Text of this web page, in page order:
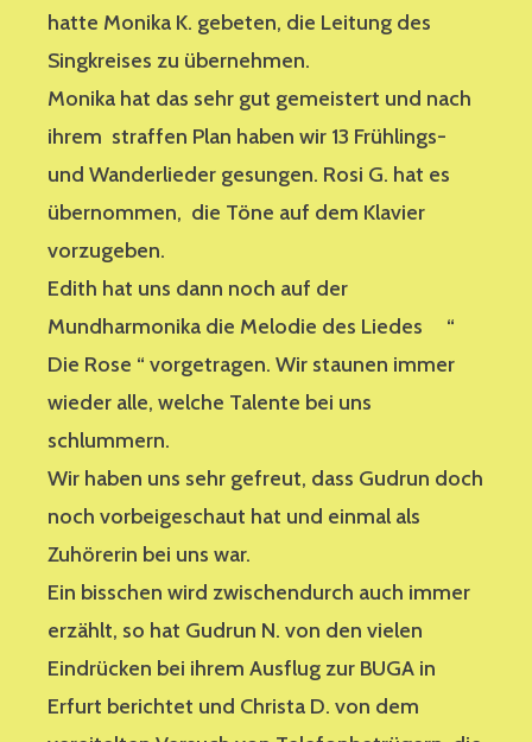
hatte Monika K. gebeten, die Leitung des
Singkreises zu übernehmen.
Monika hat das sehr gut gemeistert und nach
ihrem straffen Plan haben wir 13 Frühlings-
und Wanderlieder gesungen. Rosi G. hat es
übernommen, die Töne auf dem Klavier
vorzugeben.
Edith hat uns dann noch auf der
Mundharmonika die Melodie des Liedes “
Die Rose “ vorgetragen. Wir staunen immer
wieder alle, welche Talente bei uns
schlummern.
Wir haben uns sehr gefreut, dass Gudrun doch
noch vorbeigeschaut hat und einmal als
Zuhörerin bei uns war.
Ein bisschen wird zwischendurch auch immer
erzählt, so hat Gudrun N. von den vielen
Eindrücken bei ihrem Ausflug zur BUGA in
Erfurt berichtet und Christa D. von dem